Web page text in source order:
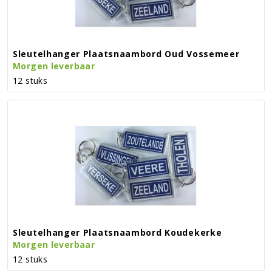
Sleutelhanger Plaatsnaambord Oud Vossemeer
Morgen leverbaar
12 stuks
Sleutelhanger Plaatsnaambord Koudekerke
Morgen leverbaar
12 stuks